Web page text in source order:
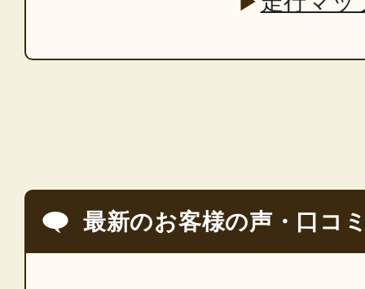
最新のお客様の声・口コ